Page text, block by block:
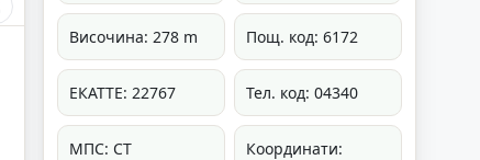
Височина: 278 m Пощ. код: 6172
ЕКАТТЕ: 22767 Тел. код: 04340
МПС: СТ
Координати: